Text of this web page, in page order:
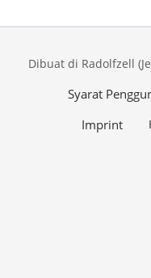
Dibuat di Radolfzell
Syarat
Imprint